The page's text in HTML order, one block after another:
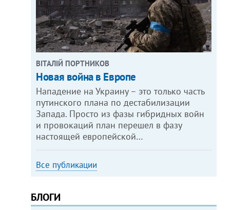
ВІТАЛІЙ ПОРТНИКОВ
Новая война в Европе
Нападение на Украину – это только часть
путинского плана по дестабилизации
Запада. Просто из фазы гибридных войн
и провокаций план перешел в фазу
настоящей европейской…
Все публикации
БЛОГИ